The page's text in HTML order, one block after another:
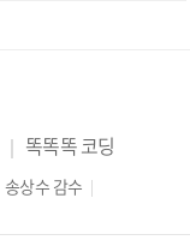
똑똑똑 코딩
송상수 감수